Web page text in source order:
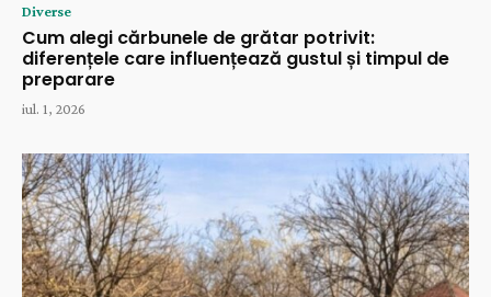
Diverse
Cum alegi cărbunele de grătar potrivit:
diferențele care influențează gustul și timpul de
preparare
iul. 1, 2026